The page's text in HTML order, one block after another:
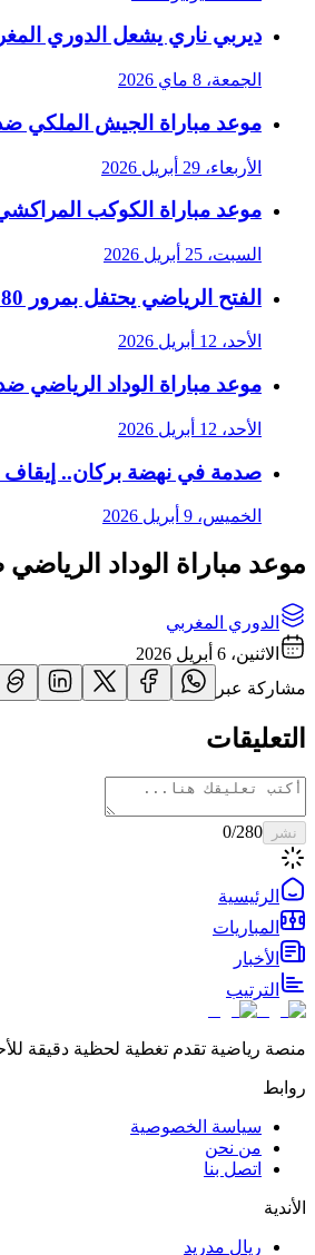
ديربي ناري يشعل الدوري
الجمعة، 8 ماي 2026
موعد مباراة الجيش الملكي ضد
الأربعاء، 29 أبريل 2026
موعد مباراة الكوكب المراكشي
السبت، 25 أبريل 2026
الفتح الرياضي يحتفل بمرور 80 سنة بإطلاق قميص خاص يخلد تاريخه
الأحد، 12 أبريل 2026
موعد مباراة الوداد الرياضي
الأحد، 12 أبريل 2026
صدمة في نهضة بركان..
الخميس، 9 أبريل 2026
موعد مباراة الوداد الرياضي
الدوري المغربي
الاثنين، 6 أبريل 2026
مشاركة عبر
التعليقات
نشر 0/280
الرئيسية
المباريات
الأخبار
الترتيب
منصة رياضية تقدم تغطية لحظية دقيقة
روابط
سياسة الخصوصية
من نحن
اتصل بنا
الأندية
ريال مدريد